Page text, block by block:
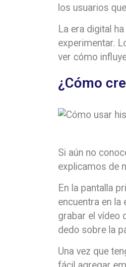
los usuarios
La era digital
experimentar.
ver cómo
¿Cómo
Si aún no
explicamos de
En la pantalla
encuentra en
grabar el vídeo
dedo sobre la
Una vez que